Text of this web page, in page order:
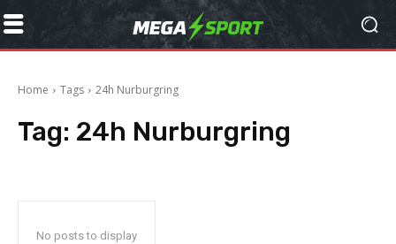
Home Tags 24h Nurburgring
Tag: 24h Nurburgring
No posts to display